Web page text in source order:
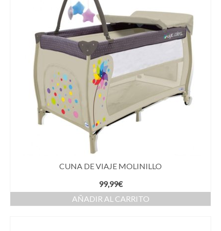
CUNA DE VIAJE MOLINILLO
99,99€
AÑADIR AL CARRITO